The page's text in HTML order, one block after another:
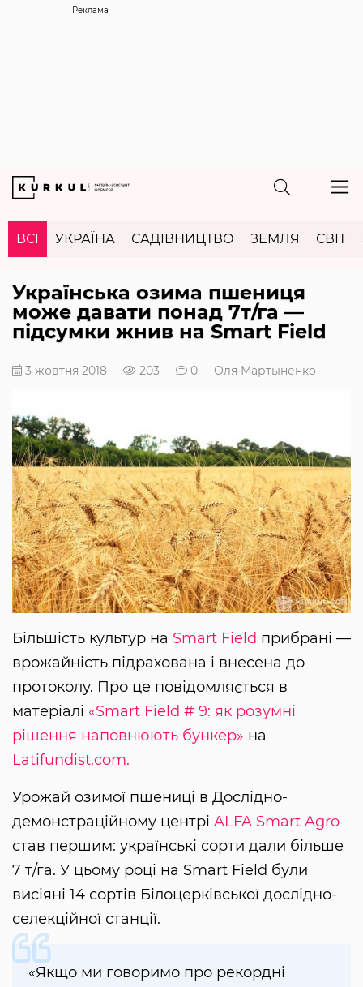
Реклама
ВСІ УКРАЇНА САДІВНИЦТВО ЗЕМЛЯ СВІТ
Українська озима пшениця
може давати понад 7т/га —
підсумки жнив на Smart Field
3 жовтня 2018 203 0 Оля Мартыненко
Більшість культур на Smart Field прибрані —
врожайність підрахована і внесена до
протоколу. Про це повідомляється в
матеріалі «Smart Field # 9: як розумні
рішення наповнюють бункер» на
Latifundist.com.
Урожай озимої пшениці в Дослідно-
демонстраційному центрі ALFA Smart Agro
став першим: українські сорти дали більше
7 т/га. У цьому році на Smart Field були
висіяні 14 сортів Білоцерківської дослідно-
селекційної станції.
«Якщо ми говоримо про рекордні